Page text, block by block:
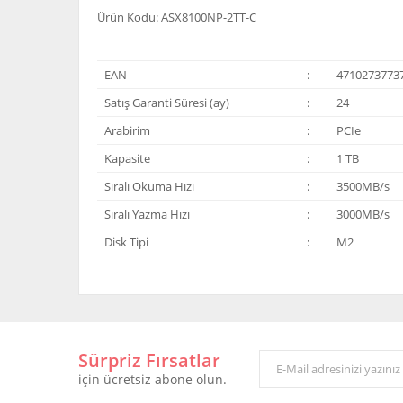
Ürün Kodu: ASX8100NP-2TT-C
EAN :
Satış Garanti Süresi (ay)
:
24
Arabirim
:
PCIe
Kapasite
:
1 TB
Sıralı Okuma Hızı
:
3500MB/s
Sıralı Yazma Hızı
:
3000MB/s
Disk Tipi
: M2
Ürün resmi kalitesiz, bozuk veya görüntülenemiyor.
Ürün açıklamasında eksik bilgiler bulunuyor.
Sürpriz Fırsatlar
için ücretsiz abone olun.